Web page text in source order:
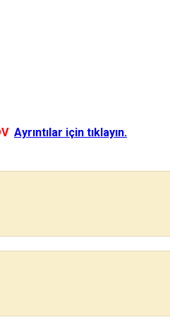
Ayrıntılar için tıklayın.